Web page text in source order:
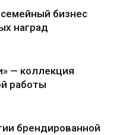
бизнес
наград
— коллекция
работы
брендированной